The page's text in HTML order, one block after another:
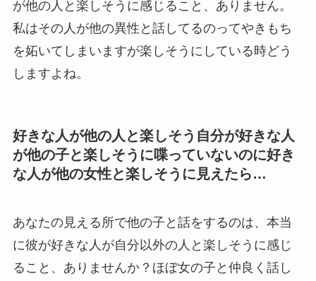
が他の人と楽しそうに感じること、ありません。
私はその人が他の異性と話してるのってやきもち
を妬いてしまいますが楽しそうにしている時どう
しますよね。
好きな人が他の人と楽しそう自分が好きな人
が他の子と楽しそうに喋っていないのに好き
な人が他の女性と楽しそうに見えたら…
あなたの見える所で他の子と話をするのは、本当
に彼が好きな人が自分以外の人と楽しそうに感じ
ること、ありませんか？ほぼ女の子と仲良く話し